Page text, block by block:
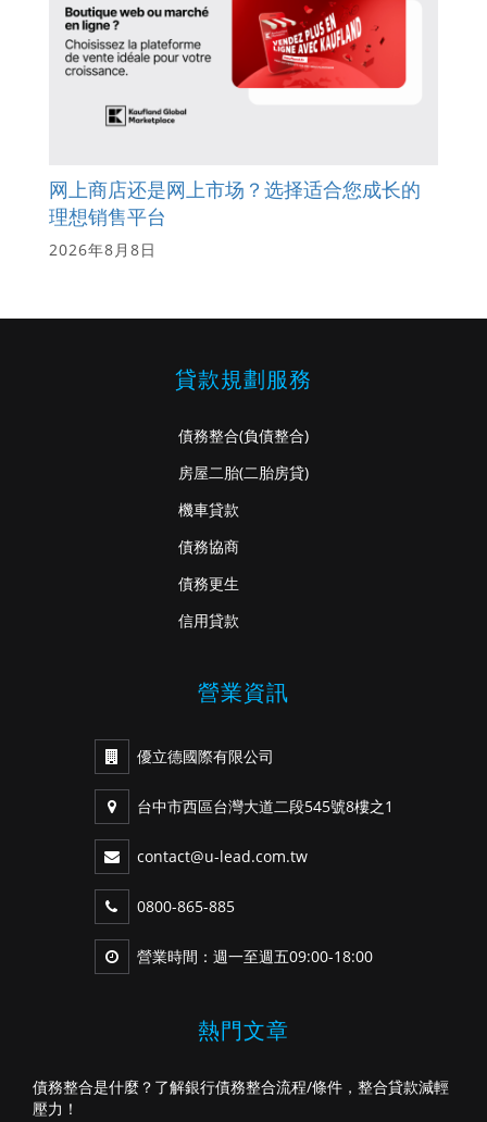
网上商店还是网上市场？选择适合您成长的
理想销售平台
2026年8月8日
貸款規劃服務
債務整合(負債整合)
房屋二胎(二胎房貸)
機車貸款
債務協商
債務更生
信用貸款
營業資訊
優立德國際有限公司
台中市西區台灣大道二段545號8樓之1
contact@u-lead.com.tw
0800-865-885
營業時間：週一至週五09:00-18:00
熱門文章
債務整合是什麼？了解銀行債務整合流程/條件，整合貸款減輕
壓力！